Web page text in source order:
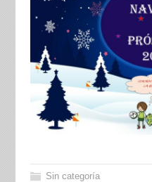
Sin categoría